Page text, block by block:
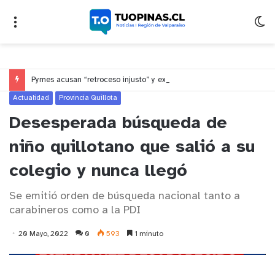
Actualidad Provincia Quillota
Desesperada búsqueda de
niño quillotano que salió a su
colegio y nunca llegó
Se emitió orden de búsqueda nacional tanto a
carabineros como a la PDI
20 Mayo, 2022 0 593 1 minuto